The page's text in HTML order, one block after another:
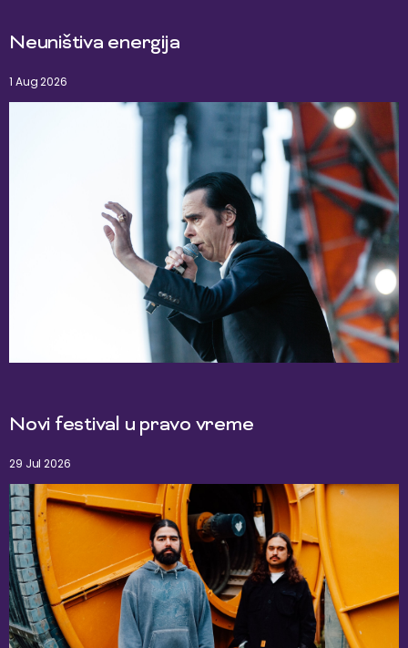
Neuništiva energija
1 Aug 2026
Novi festival u pravo vreme
29 Jul 2026